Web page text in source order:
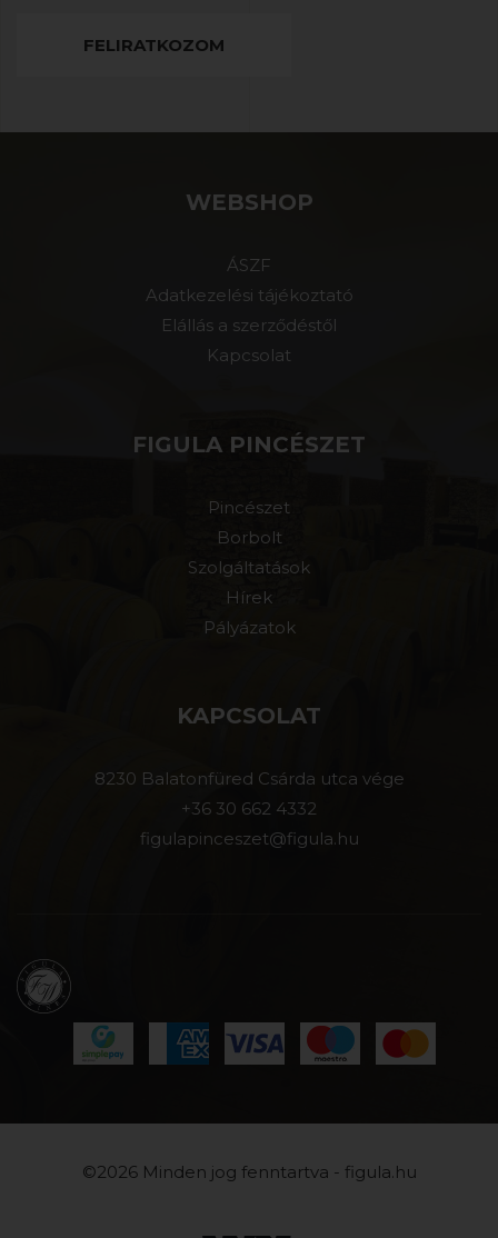
FELIRATKOZOM
WEBSHOP
ÁSZF
Adatkezelési tájékoztató
Elállás a szerződéstől
Kapcsolat
FIGULA PINCÉSZET
Pincészet
Borbolt
Szolgáltatások
Hírek
Pályázatok
KAPCSOLAT
8230 Balatonfüred Csárda utca vége
+36 30 662 4332
figulapinceszet@figula.hu
©2026 Minden jog fenntartva - figula.hu